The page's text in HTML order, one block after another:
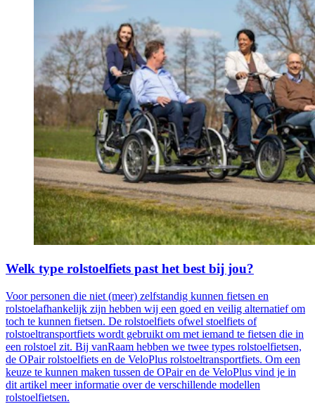
Welk type rolstoelfiets past het best bij jou?
Voor personen die niet (meer) zelfstandig kunnen fietsen en
rolstoelafhankelijk zijn hebben wij een goed en veilig alternatief om
toch te kunnen fietsen. De rolstoelfiets ofwel stoelfiets of
rolstoeltransportfiets wordt gebruikt om met iemand te fietsen die in
een rolstoel zit. Bij vanRaam hebben we twee types rolstoelfietsen,
de OPair rolstoelfiets en de VeloPlus rolstoeltransportfiets. Om een
keuze te kunnen maken tussen de OPair en de VeloPlus vind je in
dit artikel meer informatie over de verschillende modellen
rolstoelfietsen.